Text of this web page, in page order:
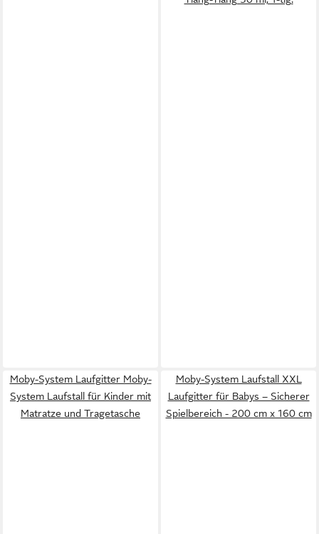
Moby-System Laufgitter Moby-
System Laufstall für Kinder mit
Matratze und Tragetasche
Moby-System Laufstall XXL
Laufgitter für Babys – Sicherer
Spielbereich - 200 cm x 160 cm